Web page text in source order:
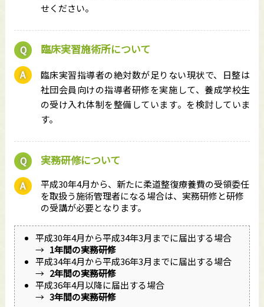
せください。
臨床実習施術所について
臨床実習指導者の絶対数が足りない現状で、日整は
社団会員向けの指導者研修を実施して、養成学校生
の受け入れ体制を整備しています。を検討していま
す。
実務研修について
平成30年4月から、新たに柔道整復療養費の受領委任
を取扱う施術管理者になる場合は、実務研修と研修
の受講が必要となります。
平成30年4月から平成34年3月までに届出する場合
→ 1年間の実務研修
平成34年4月から平成36年3月までに届出する場合
→ 2年間の実務研修
平成36年4月以降に届出する場合
→ 3年間の実務研修